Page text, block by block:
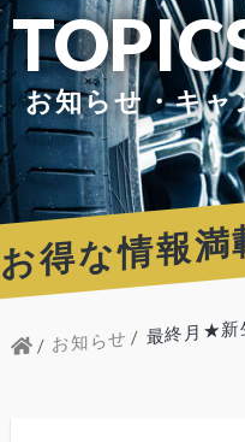
お知らせ・キャ
お得な情報満
お知らせ 最終月★新